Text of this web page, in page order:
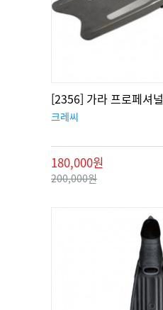
[2356] 가라 프로페셔
크레씨
180,000원
200,000원